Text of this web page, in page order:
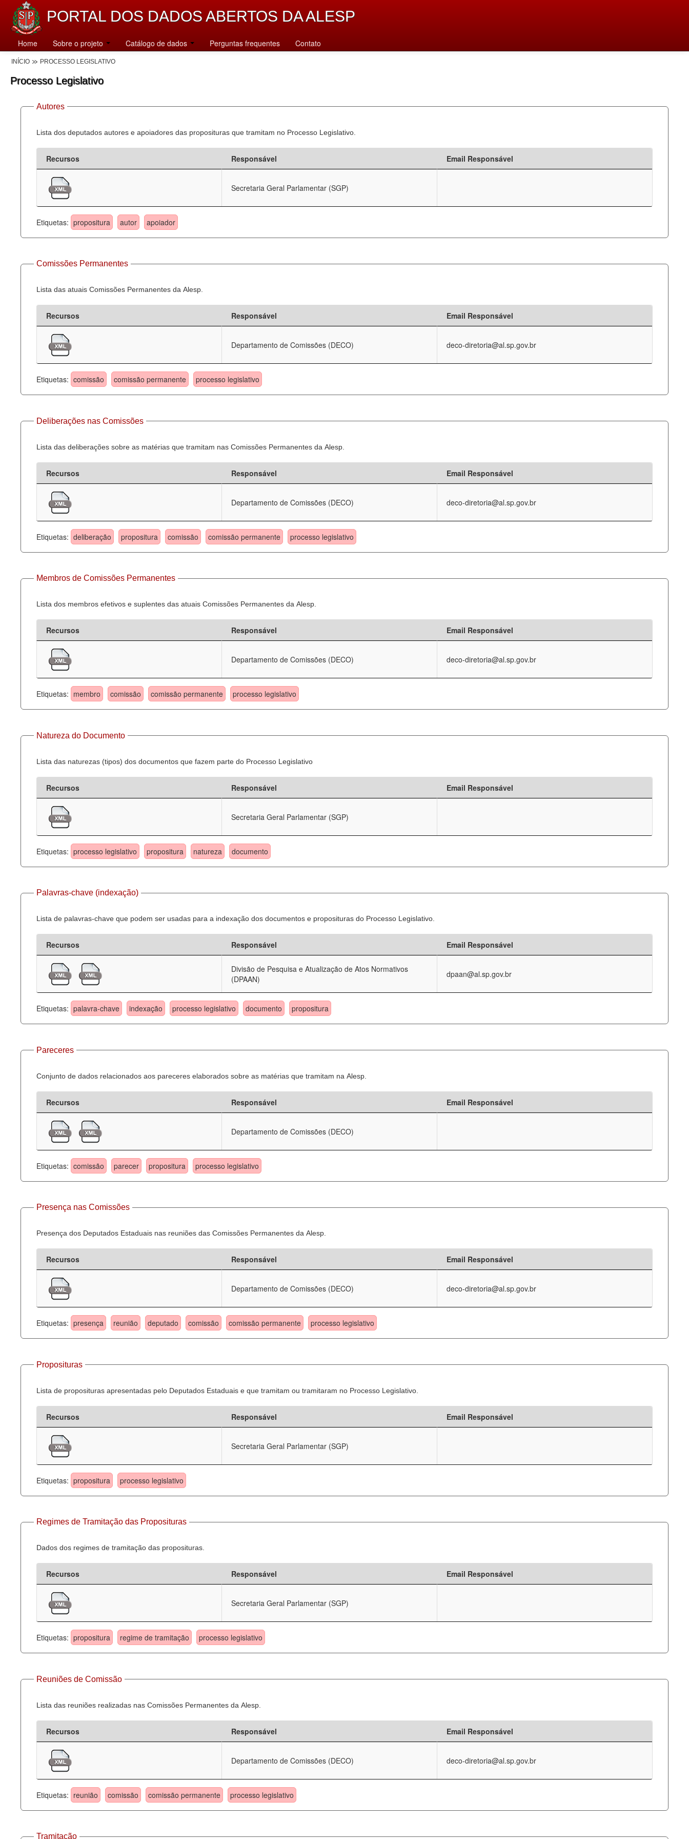
PORTAL DOS DADOS ABERTOS DA ALESP
Home Sobre o projeto Catálogo de dados Perguntas frequentes Contato
INÍCIO PROCESSO LEGISLATIVO
Processo Legislativo
Autores
Lista dos deputados autores e apoiadores das proposituras que tramitam no Processo Legislativo.
Recursos Responsável Email Responsável
Secretaria Geral Parlamentar (SGP)
Etiquetas: propositura autor apoiador
Comissões Permanentes
Lista das atuais Comissões Permanentes da Alesp.
Recursos Responsável Email Responsável
Departamento de Comissões (DECO) deco-diretoria@al.sp.gov.br
Etiquetas: comissão comissão permanente processo legislativo
Deliberações nas Comissões
Lista das deliberações sobre as matérias que tramitam nas Comissões Permanentes da Alesp.
Recursos Responsável Email Responsável
Departamento de Comissões (DECO) deco-diretoria@al.sp.gov.br
Etiquetas: deliberação propositura comissão comissão permanente processo legislativo
Membros de Comissões Permanentes
Lista dos membros efetivos e suplentes das atuais Comissões Permanentes da Alesp.
Recursos Responsável Email Responsável
Departamento de Comissões (DECO) deco-diretoria@al.sp.gov.br
Etiquetas: membro comissão comissão permanente processo legislativo
Natureza do Documento
Lista das naturezas (tipos) dos documentos que fazem parte do Processo Legislativo
Recursos Responsável Email Responsável
Secretaria Geral Parlamentar (SGP)
Etiquetas: processo legislativo propositura natureza documento
Palavras-chave (indexação)
Lista de palavras-chave que podem ser usadas para a indexação dos documentos e proposituras do Processo Legislativo.
Recursos Responsável Email Responsável
Divisão de Pesquisa e Atualização de Atos Normativos
(DPAAN)
dpaan@al.sp.gov.br
Etiquetas: palavra-chave indexação processo legislativo documento propositura
Pareceres
Conjunto de dados relacionados aos pareceres elaborados sobre as matérias que tramitam na Alesp.
Recursos Responsável Email Responsável
Departamento de Comissões (DECO)
Etiquetas: comissão parecer propositura processo legislativo
Presença nas Comissões
Presença dos Deputados Estaduais nas reuniões das Comissões Permanentes da Alesp.
Recursos Responsável Email Responsável
Departamento de Comissões (DECO) deco-diretoria@al.sp.gov.br
Etiquetas: presença reunião deputado comissão comissão permanente processo legislativo
Proposituras
Lista de proposituras apresentadas pelo Deputados Estaduais e que tramitam ou tramitaram no Processo Legislativo.
Recursos Responsável Email Responsável
Secretaria Geral Parlamentar (SGP)
Etiquetas: propositura processo legislativo
Regimes de Tramitação das Proposituras
Dados dos regimes de tramitação das proposituras.
Recursos Responsável Email Responsável
Secretaria Geral Parlamentar (SGP)
Etiquetas: propositura regime de tramitação processo legislativo
Reuniões de Comissão
Lista das reuniões realizadas nas Comissões Permanentes da Alesp.
Recursos Responsável Email Responsável
Departamento de Comissões (DECO) deco-diretoria@al.sp.gov.br
Etiquetas: reunião comissão comissão permanente processo legislativo
Tramitação